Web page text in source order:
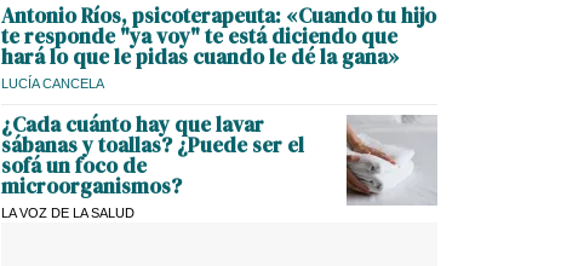
Antonio Ríos, psicoterapeuta: «Cuando tu hijo
te responde "ya voy" te está diciendo que
hará lo que le pidas cuando le dé la gana»
LUCÍA CANCELA
¿Cada cuánto hay que lavar
sábanas y toallas? ¿Puede ser el
sofá un foco de
microorganismos?
LA VOZ DE LA SALUD